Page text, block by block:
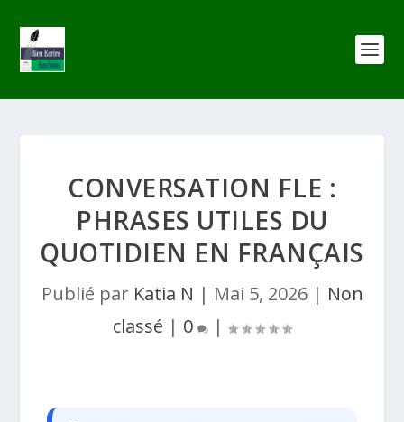
CONVERSATION FLE :
PHRASES UTILES DU
QUOTIDIEN EN FRANÇAIS
Publié par Katia N | Mai 5, 2026| Non
classé | 0 |